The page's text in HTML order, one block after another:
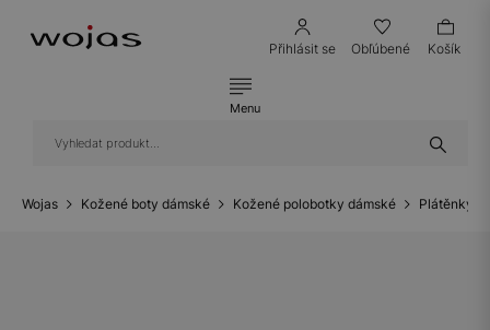
Přihlásit se Obľúbené Košík
Menu
Wojas Kožené boty dámské Kožené polobotky dámské Plátěnky